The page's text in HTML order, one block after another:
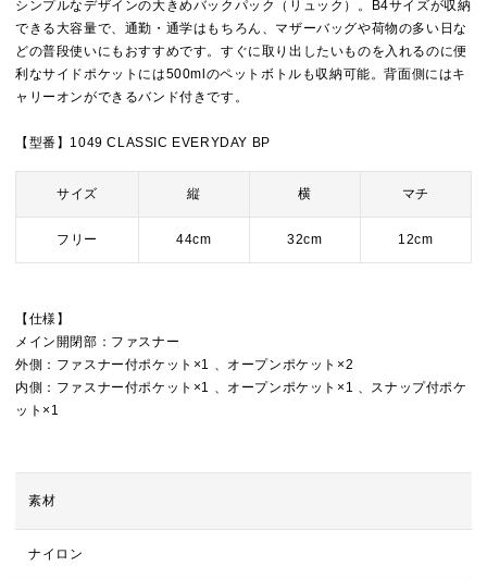
シンプルなデザインの大きめバックパック（リュック）。B4サイズが収納
できる大容量で、通勤・通学はもちろん、マザーバッグや荷物の多い日な
どの普段使いにもおすすめです。すぐに取り出したいものを入れるのに便
利なサイドポケットには500mlのペットボトルも収納可能。背面側にはキ
ャリーオンができるバンド付きです。
【型番】1049 CLASSIC EVERYDAY BP
サイズ 縦 横 マチ
フリー 44cm 32cm 12cm
【仕様】
メイン開閉部：ファスナー
外側：ファスナー付ポケット×1 、オープンポケット×2
内側：ファスナー付ポケット×1 、オープンポケット×1 、スナップ付ポケ
ット×1
素材
ナイロン